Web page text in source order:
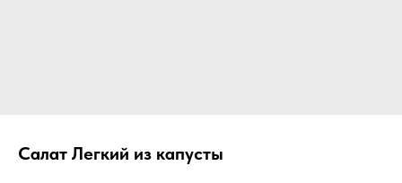
Салат Легкий из капусты